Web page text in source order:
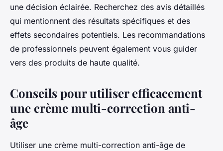
une décision éclairée. Recherchez des avis détaillés
qui mentionnent des résultats spécifiques et des
effets secondaires potentiels. Les recommandations
de professionnels peuvent également vous guider
vers des produits de haute qualité.
Conseils pour utiliser efficacement
une crème multi-correction anti-
âge
Utiliser une crème multi-correction anti-âge de